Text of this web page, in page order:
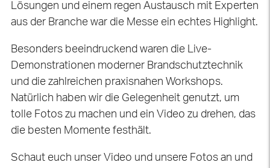
Lösungen und einem regen Austausch mit Experten
aus der Branche war die Messe ein echtes Highlight.
Besonders beeindruckend waren die Live-
Demonstrationen moderner Brandschutztechnik
und die zahlreichen praxisnahen Workshops.
Natürlich haben wir die Gelegenheit genutzt, um
tolle Fotos zu machen und ein Video zu drehen, das
die besten Momente festhält.
Schaut euch unser Video und unsere Fotos an und